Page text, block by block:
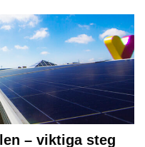
– viktiga steg